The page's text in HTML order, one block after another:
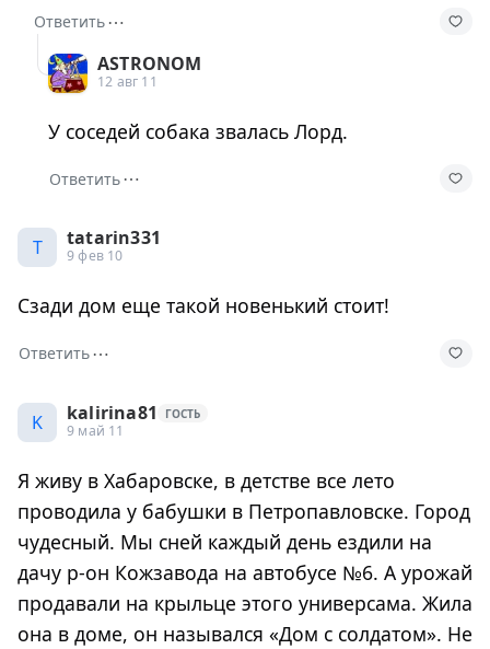
Ответить⋯
ASTRONOM
12 авг 11
У соседей собака звалась Лорд.
Ответить⋯
T tatarin331
9 фев 10
Сзади дом еще такой новенький стоит!
Ответить⋯
K kalirina81 ГОСТЬ
9 май 11
Я живу в Хабаровске, в детстве все лето
проводила у бабушки в Петропавловске. Город
чудесный. Мы сней каждый день ездили на
дачу р-он Кожзавода на автобусе №6. А урожай
продавали на крыльце этого универсама. Жила
она в доме, он назывался «Дом с солдатом». Не